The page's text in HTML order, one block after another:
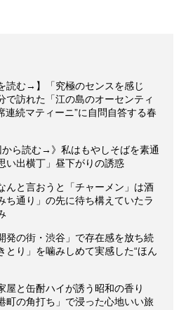
読む→】「究極のセンスを感じ
で訪れた「江の島のオーセンティ
連続マティーニ”に自問自答する春
から読む→》私はもやしそばを素通
出横丁」昼下がりの誘惑
んと言おうと「チャーメン」は酒
通り」の先に待ち構えていたラ
発の街・渋谷」で存在感を放ち続
とり」を噛みしめて実感した“ほん
屋と缶酎ハイが誘う昭和の香り
町の角打ち」で浸った心地いい旅